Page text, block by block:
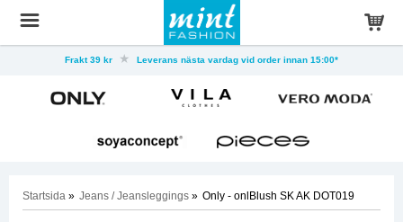
Frakt 39 kr Leverans nästa vardag vid order innan 15:00*
Startsida » Jeans / Jeansleggings » Only - onlBlush SK AK DOT019